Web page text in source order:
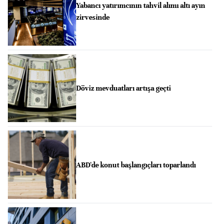
Yabancı yatırımcının tahvil alımı altı ayın
zirvesinde
Döviz mevduatları artışa geçti
ABD'de konut başlangıçları toparlandı